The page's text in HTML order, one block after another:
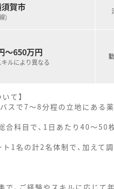
賀市
)
～650万円
キルにより異なる
て】
スで7～8分程の立地にある
科目で、1日あたり40～50
1名の計2名体制で、加えて
、ご経験やスキルに応じ